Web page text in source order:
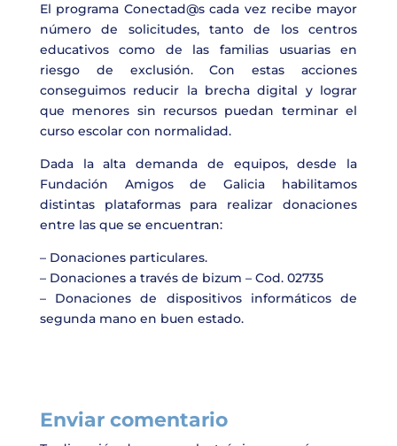
El programa Conectad@s cada vez recibe mayor
número de solicitudes, tanto de los centros
educativos como de las familias usuarias en
riesgo de exclusión. Con estas acciones
conseguimos reducir la brecha digital y lograr
que menores sin recursos puedan terminar el
curso escolar con normalidad.
Dada la alta demanda de equipos, desde la
Fundación Amigos de Galicia habilitamos
distintas plataformas para realizar donaciones
entre las que se encuentran:
– Donaciones particulares.
– Donaciones a través de bizum – Cod. 02735
– Donaciones de dispositivos informáticos de
segunda mano en buen estado.
Enviar comentario